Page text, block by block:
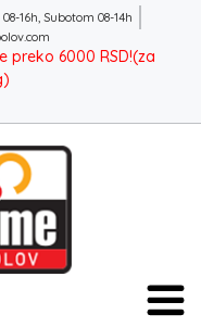
16h, Subotom 08-14h
preko 6000 RSD!(za